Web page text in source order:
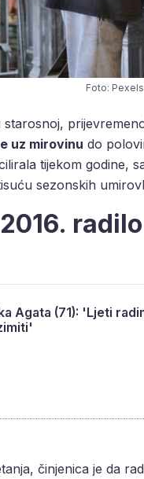
Foto: Pexels
uz mirovinu do
tijekom godine,
sezonskih
Agata (71): 'Ljeti
činjenica je da